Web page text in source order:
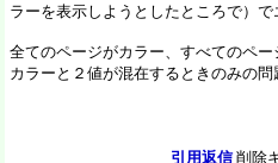
ラーを表示しようとしたところで）で
全てのページがカラー、すべてのペー
カラーと２値が混在するときのみの問
引用返信 削除